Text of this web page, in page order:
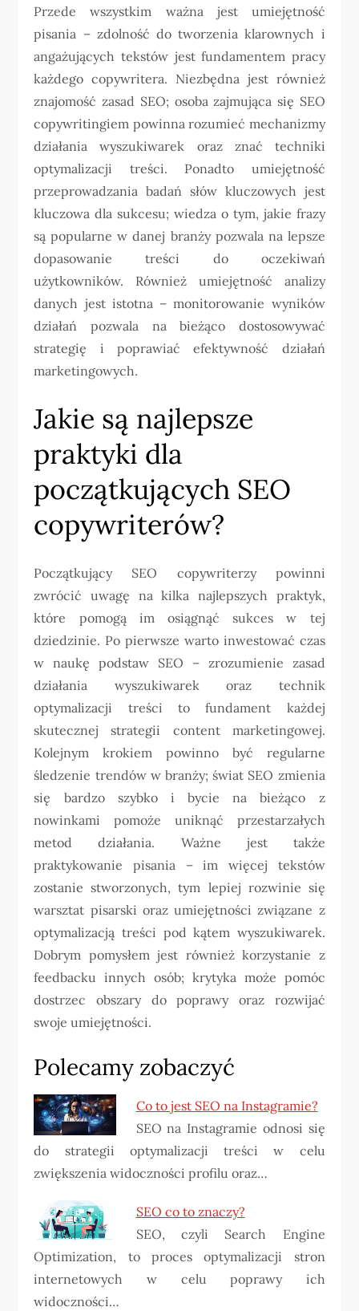
Przede wszystkim ważna jest umiejętność
pisania – zdolność do tworzenia klarownych i
angażujących tekstów jest fundamentem pracy
każdego copywritera. Niezbędna jest również
znajomość zasad SEO; osoba zajmująca się SEO
copywritingiem powinna rozumieć mechanizmy
działania wyszukiwarek oraz znać techniki
optymalizacji treści. Ponadto umiejętność
przeprowadzania badań słów kluczowych jest
kluczowa dla sukcesu; wiedza o tym, jakie frazy
są popularne w danej branży pozwala na lepsze
dopasowanie treści do oczekiwań
użytkowników. Również umiejętność analizy
danych jest istotna – monitorowanie wyników
działań pozwala na bieżąco dostosowywać
strategię i poprawiać efektywność działań
marketingowych.
Jakie są najlepsze
praktyki dla
początkujących SEO
copywriterów?
Początkujący SEO copywriterzy powinni
zwrócić uwagę na kilka najlepszych praktyk,
które pomogą im osiągnąć sukces w tej
dziedzinie. Po pierwsze warto inwestować czas
w naukę podstaw SEO – zrozumienie zasad
działania wyszukiwarek oraz technik
optymalizacji treści to fundament każdej
skutecznej strategii content marketingowej.
Kolejnym krokiem powinno być regularne
śledzenie trendów w branży; świat SEO zmienia
się bardzo szybko i bycie na bieżąco z
nowinkami pomoże uniknąć przestarzałych
metod działania. Ważne jest także
praktykowanie pisania – im więcej tekstów
zostanie stworzonych, tym lepiej rozwinie się
warsztat pisarski oraz umiejętności związane z
optymalizacją treści pod kątem wyszukiwarek.
Dobrym pomysłem jest również korzystanie z
feedbacku innych osób; krytyka może pomóc
dostrzec obszary do poprawy oraz rozwijać
swoje umiejętności.
Polecamy zobaczyć
Co to jest SEO na Instagramie?
SEO na Instagramie odnosi się
do strategii optymalizacji treści w celu
zwiększenia widoczności profilu oraz…
SEO co to znaczy?
SEO, czyli Search Engine
Optimization, to proces optymalizacji stron
internetowych w celu poprawy ich
widoczności…